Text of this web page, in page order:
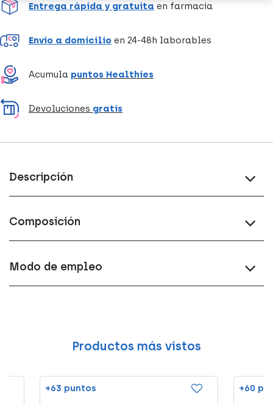
Entrega rápida y gratuita en farmacia
Envío a domicilio en 24-48h laborables
Acumula puntos Healthies
Devoluciones gratis
Descripción
Composición
Modo de empleo
Productos más vistos
+63 puntos +60